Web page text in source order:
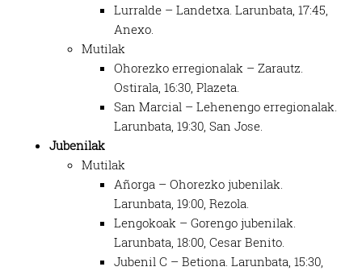
Lurralde – Landetxa. Larunbata, 17:45,
Anexo.
Mutilak
Ohorezko erregionalak – Zarautz.
Ostirala, 16:30, Plazeta.
San Marcial – Lehenengo erregionalak.
Larunbata, 19:30, San Jose.
Jubenilak
Mutilak
Añorga – Ohorezko jubenilak.
Larunbata, 19:00, Rezola.
Lengokoak – Gorengo jubenilak.
Larunbata, 18:00, Cesar Benito.
Jubenil C – Betiona. Larunbata, 15:30,